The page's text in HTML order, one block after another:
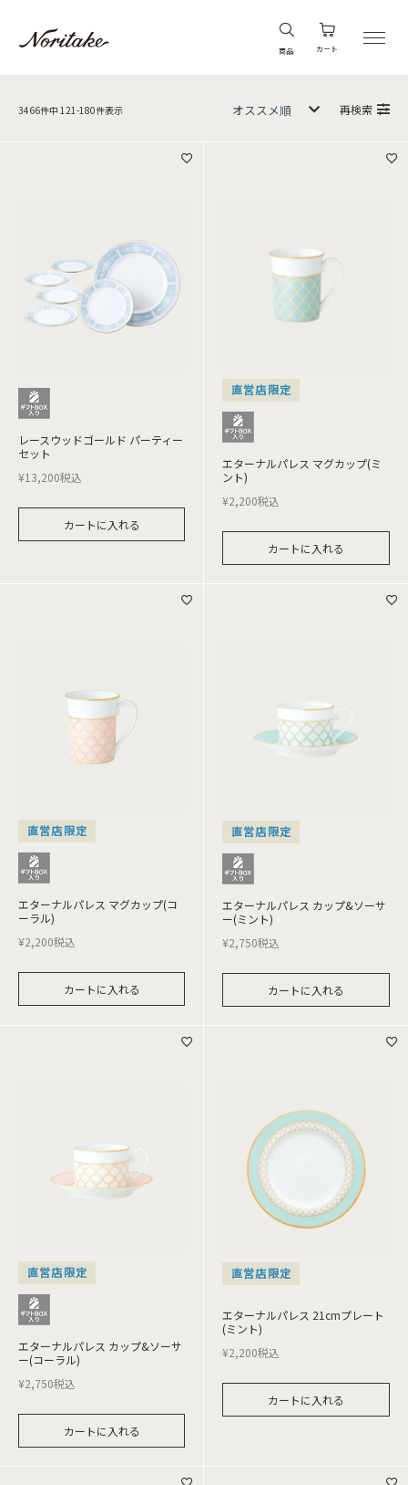
商品 カート
3466件中 121 -180件表示 再検索
レースウッドゴールド パーティー
セット
¥13,200税込
カートに入れる
直営店限定
エターナルパレス マグカップ(ミ
ント)
¥2,200税込
カートに入れる
直営店限定
エターナルパレス マグカップ(コ
ーラル)
¥2,200税込
カートに入れる
直営店限定
エターナルパレス カップ&ソーサ
ー(ミント)
¥2,750税込
カートに入れる
直営店限定
エターナルパレス カップ&ソーサ
ー(コーラル)
¥2,750税込
カートに入れる
直営店限定
エターナルパレス 21cmプレート
(ミント)
¥2,200税込
カートに入れる